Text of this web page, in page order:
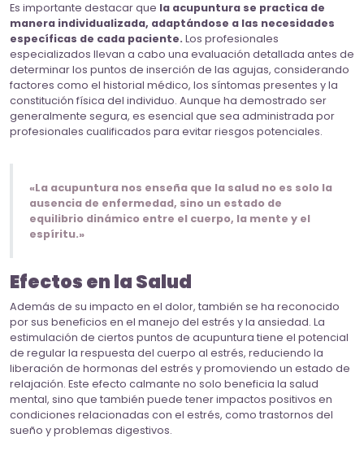
Es importante destacar que la acupuntura se practica de
manera individualizada, adaptándose a las necesidades
específicas de cada paciente. Los profesionales
especializados llevan a cabo una evaluación detallada antes de
determinar los puntos de inserción de las agujas, considerando
factores como el historial médico, los síntomas presentes y la
constitución física del individuo. Aunque ha demostrado ser
generalmente segura, es esencial que sea administrada por
profesionales cualificados para evitar riesgos potenciales.
«La acupuntura nos enseña que la salud no es solo la
ausencia de enfermedad, sino un estado de
equilibrio dinámico entre el cuerpo, la mente y el
espíritu.»
Efectos en la Salud
Además de su impacto en el dolor, también se ha reconocido
por sus beneficios en el manejo del estrés y la ansiedad. La
estimulación de ciertos puntos de acupuntura tiene el potencial
de regular la respuesta del cuerpo al estrés, reduciendo la
liberación de hormonas del estrés y promoviendo un estado de
relajación. Este efecto calmante no solo beneficia la salud
mental, sino que también puede tener impactos positivos en
condiciones relacionadas con el estrés, como trastornos del
sueño y problemas digestivos.